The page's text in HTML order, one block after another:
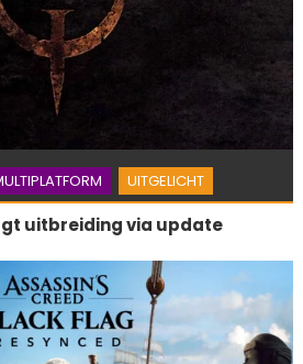
UITGELICHT
uitbreiding via update